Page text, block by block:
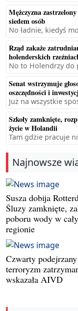
Mężczyzna
siedem osób
No ładnie, kiedyś
Rząd zakaże
holenderskich
No to Holendrzy do
Senat wstrzymuje
oszczędności i
Już na wszystkie
Szkoły zamknięte,
życie w Holandii
Tam gdzie pracuje
Najnowsze
Susza dobija
Śluzy zamknięte,
poboru wody w
regionie
Czwarty
terroryzm
wskazała AIVD